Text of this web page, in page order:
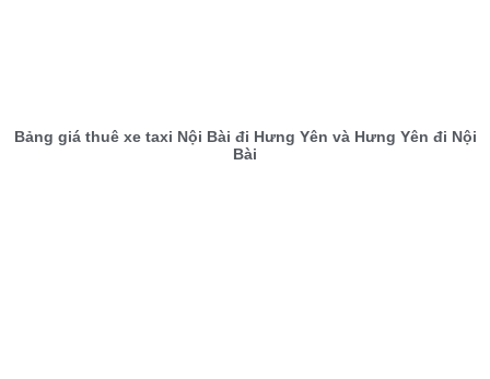
Bảng giá thuê xe taxi Nội Bài đi Hưng Yên và Hưng Yên đi Nội
Bài